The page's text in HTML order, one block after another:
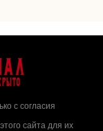
с согласия
сайта для их